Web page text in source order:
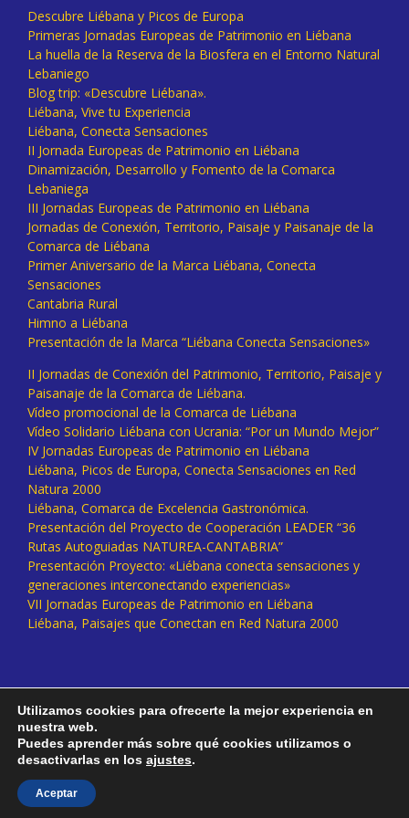
Descubre Liébana y Picos de Europa
Primeras Jornadas Europeas de Patrimonio en Liébana
La huella de la Reserva de la Biosfera en el Entorno Natural
Lebaniego
Blog trip: «Descubre Liébana».
Liébana, Vive tu Experiencia
Liébana, Conecta Sensaciones
II Jornada Europeas de Patrimonio en Liébana
Dinamización, Desarrollo y Fomento de la Comarca
Lebaniega
III Jornadas Europeas de Patrimonio en Liébana
Jornadas de Conexión, Territorio, Paisaje y Paisanaje de la
Comarca de Liébana
Primer Aniversario de la Marca Liébana, Conecta
Sensaciones
Cantabria Rural
Himno a Liébana
Presentación de la Marca “Liébana Conecta Sensaciones»
II Jornadas de Conexión del Patrimonio, Territorio, Paisaje y
Paisanaje de la Comarca de Liébana.
Vídeo promocional de la Comarca de Liébana
Vídeo Solidario Liébana con Ucrania: “Por un Mundo Mejor”
IV Jornadas Europeas de Patrimonio en Liébana
Liébana, Picos de Europa, Conecta Sensaciones en Red
Natura 2000
Liébana, Comarca de Excelencia Gastronómica.
Presentación del Proyecto de Cooperación LEADER “36
Rutas Autoguiadas NATUREA-CANTABRIA”
Presentación Proyecto: «Liébana conecta sensaciones y
generaciones interconectando experiencias»
VII Jornadas Europeas de Patrimonio en Liébana
Liébana, Paisajes que Conectan en Red Natura 2000
Utilizamos cookies para ofrecerte la mejor experiencia en
nuestra web.
Puedes aprender más sobre qué cookies utilizamos o
desactivarlas en los ajustes.
Aceptar